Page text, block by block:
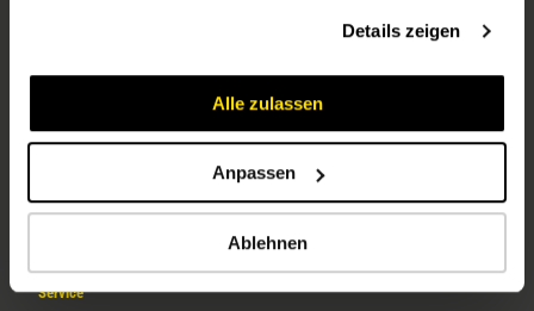
Details zeigen
Alle zulassen
Anpassen
Ablehnen
Unternehmen
Karriere
Service